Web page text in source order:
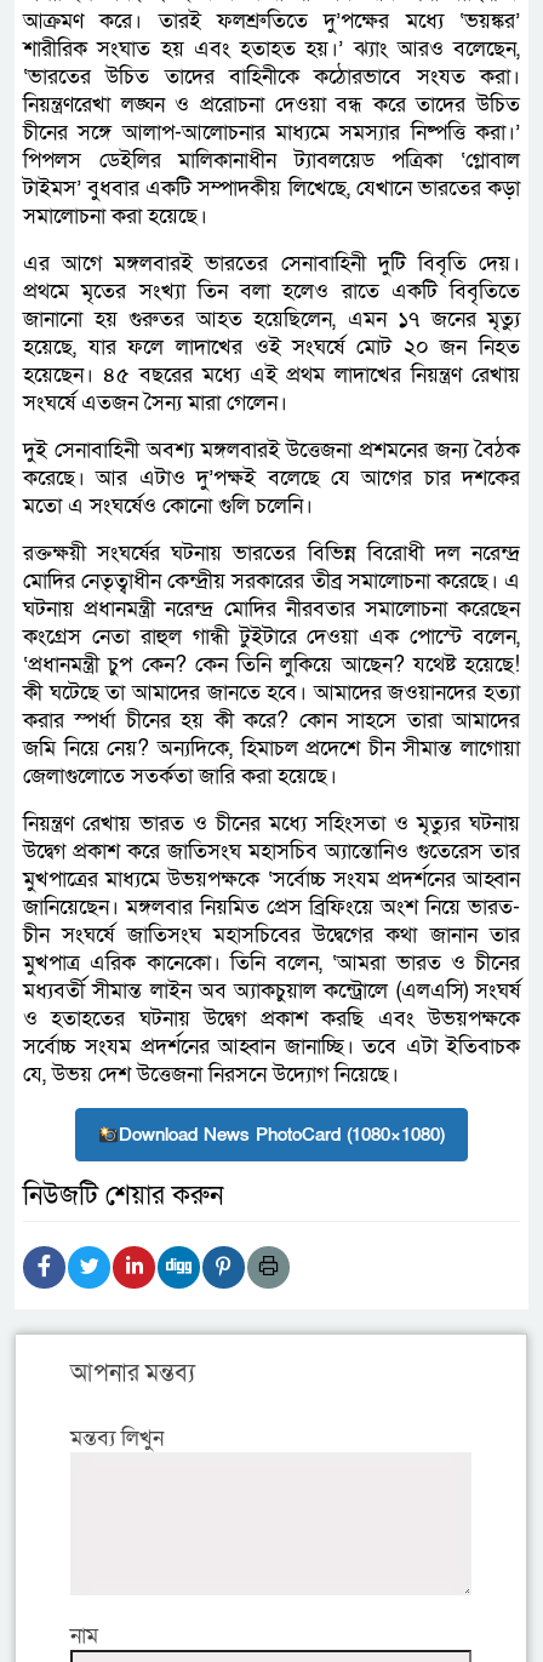
আক্রমণ করে। তারই ফলশ্রুতিতে দু’পক্ষের মধ্যে ‘ভয়ঙ্কর’
শারীরিক সংঘাত হয় এবং হতাহত হয়।’ ঝ্যাং আরও বলেছেন,
‘ভারতের উচিত তাদের বাহিনীকে কঠোরভাবে সংযত করা।
নিয়ন্ত্রণরেখা লঙ্ঘন ও প্ররোচনা দেওয়া বন্ধ করে তাদের উচিত
চীনের সঙ্গে আলাপ-আলোচনার মাধ্যমে সমস্যার নিষ্পত্তি করা।’
পিপলস ডেইলির মালিকানাধীন ট্যাবলয়েড পত্রিকা ‘গ্লোবাল
টাইমস’ বুধবার একটি সম্পাদকীয় লিখেছে, যেখানে ভারতের কড়া
সমালোচনা করা হয়েছে।
এর আগে মঙ্গলবারই ভারতের সেনাবাহিনী দুটি বিবৃতি দেয়।
প্রথমে মৃতের সংখ্যা তিন বলা হলেও রাতে একটি বিবৃতিতে
জানানো হয় গুরুতর আহত হয়েছিলেন, এমন ১৭ জনের মৃত্যু
হয়েছে, যার ফলে লাদাখের ওই সংঘর্ষে মোট ২০ জন নিহত
হয়েছেন। ৪৫ বছরের মধ্যে এই প্রথম লাদাখের নিয়ন্ত্রণ রেখায়
সংঘর্ষে এতজন সৈন্য মারা গেলেন।
দুই সেনাবাহিনী অবশ্য মঙ্গলবারই উত্তেজনা প্রশমনের জন্য বৈঠক
করেছে। আর এটাও দু’পক্ষই বলেছে যে আগের চার দশকের
মতো এ সংঘর্ষেও কোনো গুলি চলেনি।
রক্তক্ষয়ী সংঘর্ষের ঘটনায় ভারতের বিভিন্ন বিরোধী দল নরেন্দ্র
মোদির নেতৃত্বাধীন কেন্দ্রীয় সরকারের তীব্র সমালোচনা করেছে। এ
ঘটনায় প্রধানমন্ত্রী নরেন্দ্র মোদির নীরবতার সমালোচনা করেছেন
কংগ্রেস নেতা রাহুল গান্ধী টুইটারে দেওয়া এক পোস্টে বলেন,
‘প্রধানমন্ত্রী চুপ কেন? কেন তিনি লুকিয়ে আছেন? যথেষ্ট হয়েছে!
কী ঘটেছে তা আমাদের জানতে হবে। আমাদের জওয়ানদের হত্যা
করার স্পর্ধা চীনের হয় কী করে? কোন সাহসে তারা আমাদের
জমি নিয়ে নেয়? অন্যদিকে, হিমাচল প্রদেশে চীন সীমান্ত লাগোয়া
জেলাগুলোতে সতর্কতা জারি করা হয়েছে।
নিয়ন্ত্রণ রেখায় ভারত ও চীনের মধ্যে সহিংসতা ও মৃত্যুর ঘটনায়
উদ্বেগ প্রকাশ করে জাতিসংঘ মহাসচিব অ্যান্তোনিও গুতেরেস তার
মুখপাত্রের মাধ্যমে উভয়পক্ষকে ‘সর্বোচ্চ সংযম প্রদর্শনের আহ্বান
জানিয়েছেন। মঙ্গলবার নিয়মিত প্রেস ব্রিফিংয়ে অংশ নিয়ে ভারত-
চীন সংঘর্ষে জাতিসংঘ মহাসচিবের উদ্বেগের কথা জানান তার
মুখপাত্র এরিক কানেকো। তিনি বলেন, ‘আমরা ভারত ও চীনের
মধ্যবর্তী সীমান্ত লাইন অব অ্যাকচুয়াল কন্ট্রোলে (এলএসি) সংঘর্ষ
ও হতাহতের ঘটনায় উদ্বেগ প্রকাশ করছি এবং উভয়পক্ষকে
সর্বোচ্চ সংযম প্রদর্শনের আহ্বান জানাচ্ছি। তবে এটা ইতিবাচক
যে, উভয় দেশ উত্তেজনা নিরসনে উদ্যোগ নিয়েছে।
Download News PhotoCard (1080×1080)
নিউজটি শেয়ার করুন
আপনার মন্তব্য
মন্তব্য লিখুন
নাম